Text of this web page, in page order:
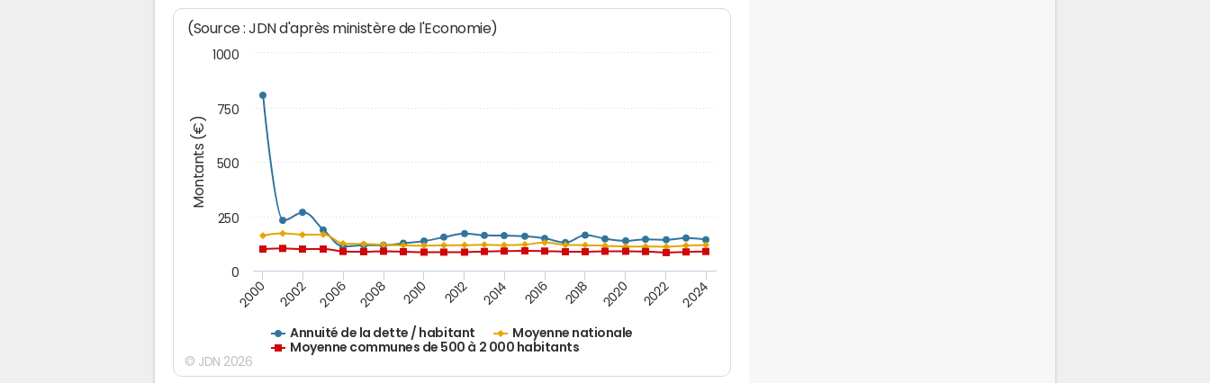
Montants (€)
(Source : JDN d'après ministère de l'Economie)
Annuité de la dette / habitant
Moyenne nationale
Moyenne communes de 500 à 2 000 habitants
2000 2002 2006 2008 2010 2012 2014 2016 2018 2020 2022 2024
0
1000
250
500
750
© JDN 2026